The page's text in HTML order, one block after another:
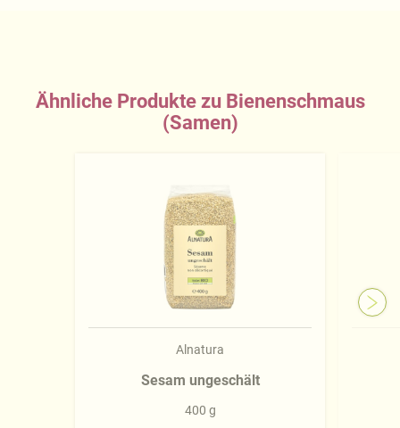
Ähnliche Produkte zu Bienenschmaus
(Samen)
Alnatura
Sesam ungeschält
400 g